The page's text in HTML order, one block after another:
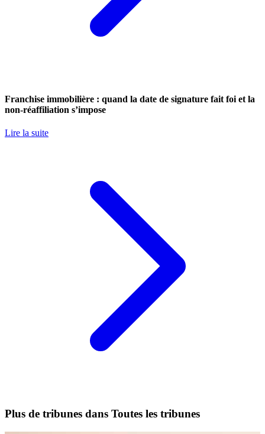
Franchise immobilière : quand la date de signature fait foi et la
non-réaffiliation s’impose
Lire la suite
Plus de tribunes dans Toutes les tribunes